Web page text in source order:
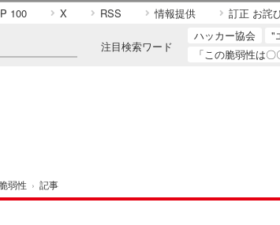
100 X RSS 情報提供 訂正 お詫
注目検索ワード
ハッカー協会 "
「この脆弱性は
弱性 › 記事